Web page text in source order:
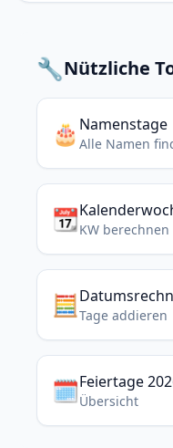
🔧Nützliche
🎂 Namenstage
Alle Namen
📆KW berechnen
🧮Tage addieren
🗓️Feiertage
Übersicht